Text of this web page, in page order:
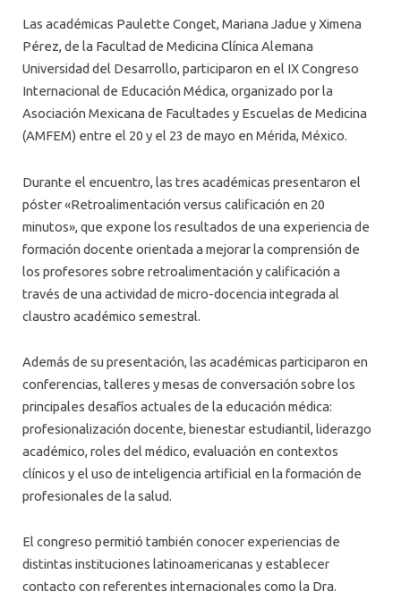
Las académicas Paulette Conget, Mariana Jadue y Ximena
Pérez, de la Facultad de Medicina Clínica Alemana
Universidad del Desarrollo, participaron en el IX Congreso
Internacional de Educación Médica, organizado por la
Asociación Mexicana de Facultades y Escuelas de Medicina
(AMFEM) entre el 20 y el 23 de mayo en Mérida, México.
Durante el encuentro, las tres académicas presentaron el
póster «Retroalimentación versus calificación en 20
minutos», que expone los resultados de una experiencia de
formación docente orientada a mejorar la comprensión de
los profesores sobre retroalimentación y calificación a
través de una actividad de micro-docencia integrada al
claustro académico semestral.
Además de su presentación, las académicas participaron en
conferencias, talleres y mesas de conversación sobre los
principales desafíos actuales de la educación médica:
profesionalización docente, bienestar estudiantil, liderazgo
académico, roles del médico, evaluación en contextos
clínicos y el uso de inteligencia artificial en la formación de
profesionales de la salud.
El congreso permitió también conocer experiencias de
distintas instituciones latinoamericanas y establecer
contacto con referentes internacionales como la Dra.